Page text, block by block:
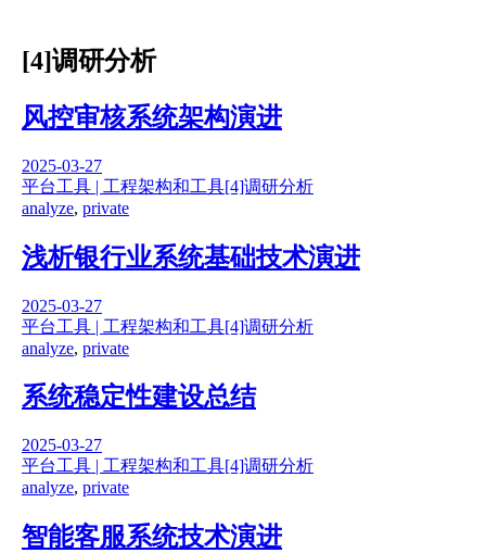
[4]调研分析
风控审核系统架构演进
2025-03-27
平台工具 | 工程架构和工具[4]调研分析
analyze, private
浅析银行业系统基础技术演进
2025-03-27
平台工具 | 工程架构和工具[4]调研分析
analyze, private
系统稳定性建设总结
2025-03-27
平台工具 | 工程架构和工具[4]调研分析
analyze, private
智能客服系统技术演进